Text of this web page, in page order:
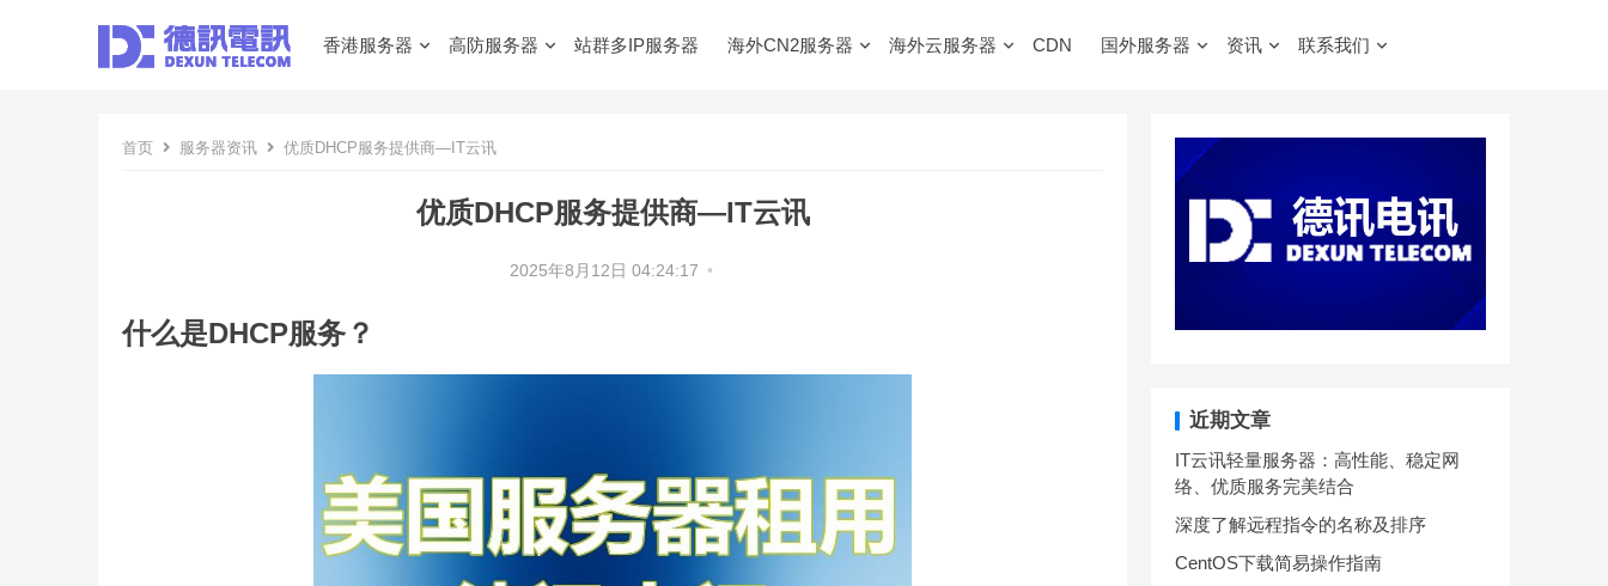
香港服务器 高防服务器 站群多IP服务器 海外CN2服务器 海外云服务器 CDN 国外服务器 资讯 联系我们
首页 服务器资讯 优质DHCP服务提供商—IT云讯
优质DHCP服务提供商—IT云讯
2025年8月12日 04:24:17 •
什么是DHCP服务？
近期文章
IT云讯轻量服务器：高性能、稳定网
络、优质服务完美结合
深度了解远程指令的名称及排序
CentOS下载简易操作指南